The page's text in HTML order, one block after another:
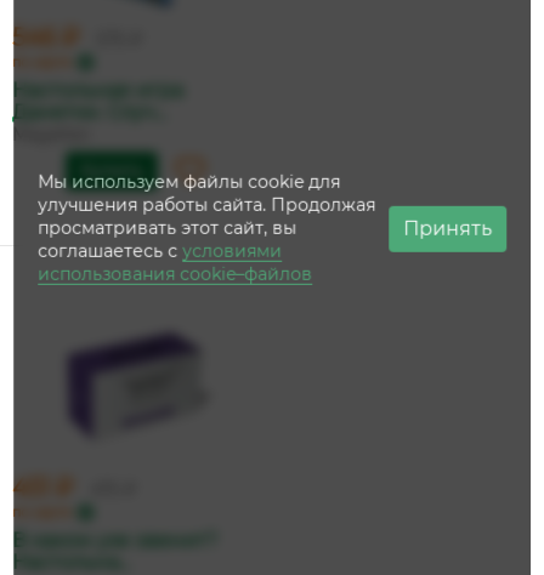
546 ₽
по карте
Настольная игра
Данетки. Случ...
451 ₽
по карте
Настольна...
Мы используем файлы cookie для
улучшения работы сайта. Продолжая
просматривать этот сайт, вы
соглашаетесь сусловиями
использования cookie–файлов
Принять